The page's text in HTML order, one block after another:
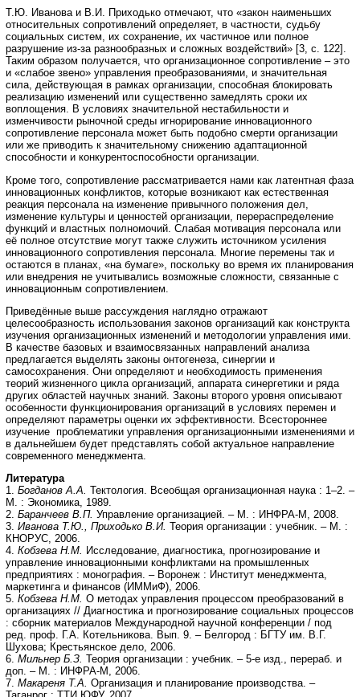
Т.Ю. Иванова и В.И. Приходько отмечают, что «закон наименьших
относительных сопротивлений определяет, в частности, судьбу
социальных систем, их сохранение, их частичное или полное
разрушение из-за разнообразных и сложных воздействий» [3, с. 122].
Таким образом получается, что организационное сопротивление – это
и «слабое звено» управления преобразованиями, и значительная
сила, действующая в рамках организации, способная блокировать
реализацию изменений или существенно замедлять сроки их
воплощения. В условиях значительной нестабильности и
изменчивости рыночной среды игнорирование инновационного
сопротивление персонала может быть подобно смерти организации
или же приводить к значительному снижению адаптационной
способности и конкурентоспособности организации.
Кроме того, сопротивление рассматривается нами как латентная фаза
инновационных конфликтов, которые возникают как естественная
реакция персонала на изменение привычного положения дел,
изменение культуры и ценностей организации, перераспределение
функций и властных полномочий. Слабая мотивация персонала или
её полное отсутствие могут также служить источником усиления
инновационного сопротивления персонала. Многие перемены так и
остаются в планах, «на бумаге», поскольку во время их планирования
или внедрения не учитывались возможные сложности, связанные с
инновационным сопротивлением.
Приведённые выше рассуждения наглядно отражают
целесообразность использования законов организаций как конструкта
изучения организационных изменений и методологии управления ими.
В качестве базовых и взаимосвязанных направлений анализа
предлагается выделять законы онтогенеза, синергии и
самосохранения. Они определяют и необходимость применения
теорий жизненного цикла организаций, аппарата синергетики и ряда
других областей научных знаний. Законы второго уровня описывают
особенности функционирования организаций в условиях перемен и
определяют параметры оценки их эффективности. Всестороннее
изучение проблематики управления организационными изменениями и
в дальнейшем будет представлять собой актуальное направление
современного менеджмента.
Литература
1. Богданов А.А. Тектология. Всеобщая организационная наука : 1–2. –
М. : Экономика, 1989.
2. Баранчеев В.П. Управление организацией. – М. : ИНФРА-М, 2008.
3. Иванова Т.Ю., Приходько В.И. Теория организации : учебник. – М. :
КНОРУС, 2006.
4. Кобзева Н.М. Исследование, диагностика, прогнозирование и
управление инновационными конфликтами на промышленных
предприятиях : монография. – Воронеж : Институт менеджмента,
маркетинга и финансов (ИММиФ), 2006.
5. Кобзева Н.М. О методах управления процессом преобразований в
организациях // Диагностика и прогнозирование социальных процессов
: сборник материалов Международной научной конференции / под
ред. проф. Г.А. Котельникова. Вып. 9. – Белгород : БГТУ им. В.Г.
Шухова; Крестьянское дело, 2006.
6. Мильнер Б.З. Теория организации : учебник. – 5-е изд., перераб. и
доп. – М. : ИНФРА-М, 2006.
7. Макареня Т.А. Организация и планирование производства. –